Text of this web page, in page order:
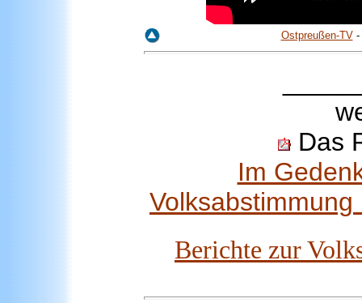
Ostpreußen-TV-
Das
Im
Berichte zur